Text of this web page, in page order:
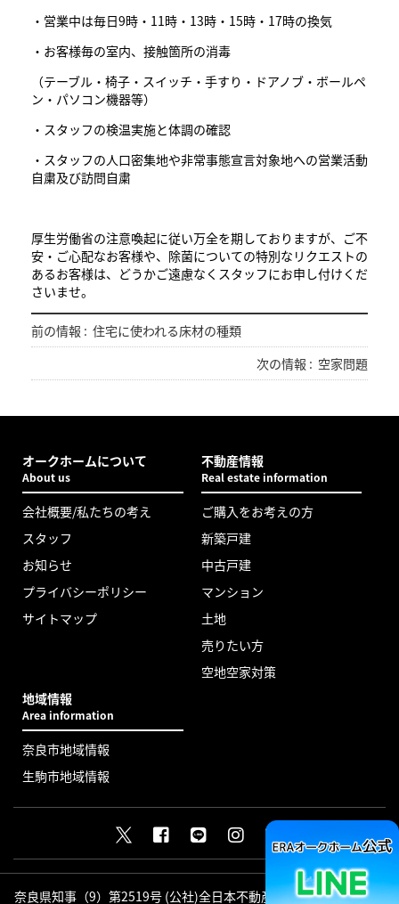
・営業中は毎日9時・11時・13時・15時・17時の換気
・お客様毎の室内、接触箇所の消毒
（テーブル・椅子・スイッチ・手すり・ドアノブ・ボールペ
ン・パソコン機器等）
・スタッフの検温実施と体調の確認
・スタッフの人口密集地や非常事態宣言対象地への営業活動
自粛及び訪問自粛
厚生労働省の注意喚起に従い万全を期しておりますが、ご不
安・ご心配なお客様や、除菌についての特別なリクエストの
あるお客様は、どうかご遠慮なくスタッフにお申し付けくだ
さいませ。
前の情報 : 住宅に使われる床材の種類
次の情報 : 空家問題
オークホームについて
About us
会社概要/私たちの考え
スタッフ
お知らせ
プライバシーポリシー
サイトマップ
不動産情報
Real estate information
ご購入をお考えの方
新築戸建
中古戸建
マンション
土地
売りたい方
空地空家対策
地域情報
Area information
奈良市地域情報
生駒市地域情報
奈良県知事（9）第2519号 (公社)全日本不動産協会会員 (公社)近畿